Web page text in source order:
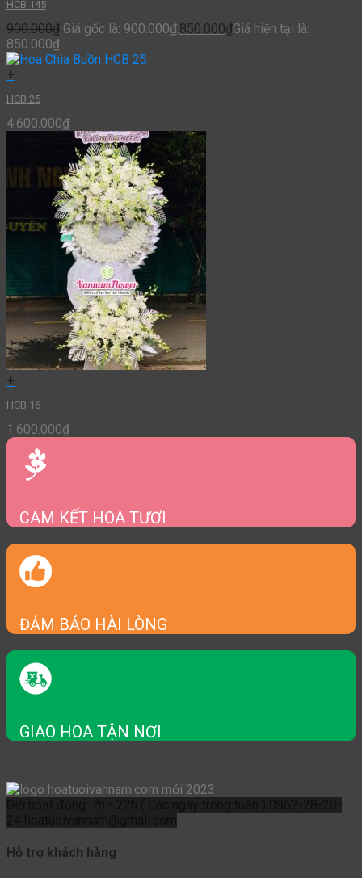
HCB 145
900.000₫ Giá gốc là: 900.000₫. 850.000₫Giá hiện tại là:
850.000₫.
+
HCB 25
4.600.000₫
+
HCB 16
1.600.000₫
CAM KẾT HOA TƯƠI
ĐẢM BẢO HÀI LÒNG
GIAO HOA TẬN NƠI
Hỗ trợ khách hàng